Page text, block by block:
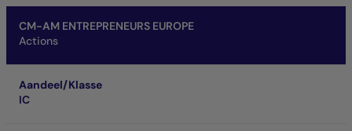
CM-AM ENTREPRENEURS EUROPE
Actions
Aandeel/Klasse
IC